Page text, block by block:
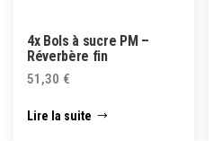
4x Bols à sucre PM –
Réverbère fin
51,30 €
Lire la suite